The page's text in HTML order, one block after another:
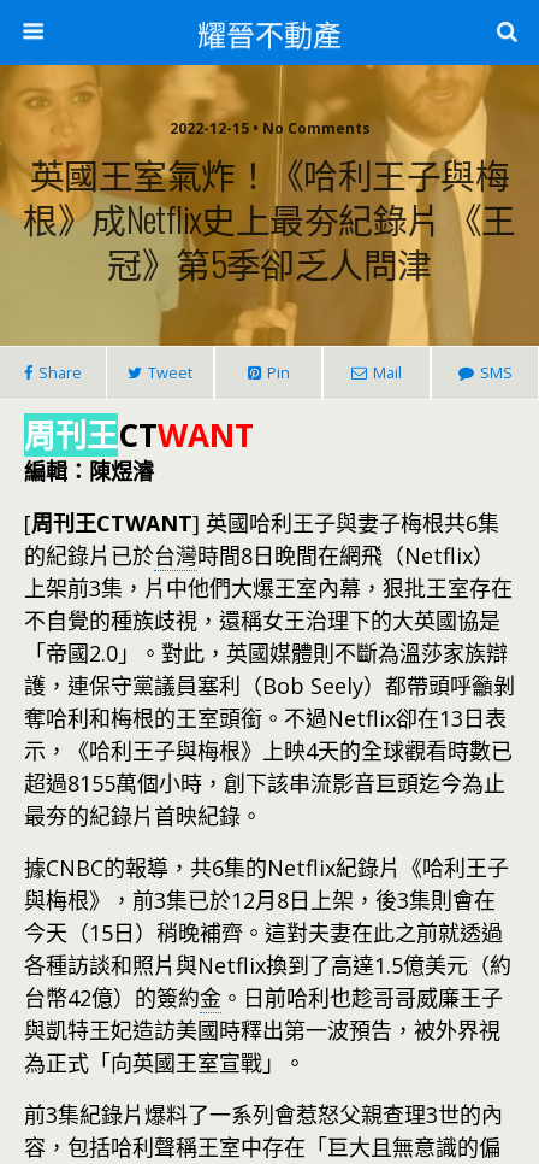
耀晉不動產
2022-12-15 • No Comments
英國王室氣炸！《哈利王子與梅
根》成Netflix史上最夯紀錄片 《王
冠》第5季卻乏人問津
Share Tweet Pin Mail SMS
周刊王CTWANT
編輯：陳煜濬
[周刊王CTWANT] 英國哈利王子與妻子梅根共6集
的紀錄片已於台灣時間8日晚間在網飛（Netflix）
上架前3集，片中他們大爆王室內幕，狠批王室存在
不自覺的種族歧視，還稱女王治理下的大英國協是
「帝國2.0」。對此，英國媒體則不斷為溫莎家族辯
護，連保守黨議員塞利（Bob Seely）都帶頭呼籲剝
奪哈利和梅根的王室頭銜。不過Netflix卻在13日表
示，《哈利王子與梅根》上映4天的全球觀看時數已
超過8155萬個小時，創下該串流影音巨頭迄今為止
最夯的紀錄片首映紀錄。
據CNBC的報導，共6集的Netflix紀錄片《哈利王子
與梅根》，前3集已於12月8日上架，後3集則會在
今天（15日）稍晚補齊。這對夫妻在此之前就透過
各種訪談和照片與Netflix換到了高達1.5億美元（約
台幣42億）的簽約金 。日前哈利也趁哥哥威廉王子
與凱特王妃造訪美國時釋出第一波預告，被外界視
為正式「向英國王室宣戰」。
前3集紀錄片爆料了一系列會惹怒父親查理3世的內
容，包括哈利聲稱王室中存在「巨大且無意識的偏